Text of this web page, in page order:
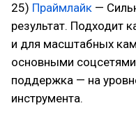
25) Праймлайк —
результат. Подходит
и для масштабных
основными
поддержка — на
инструмента.